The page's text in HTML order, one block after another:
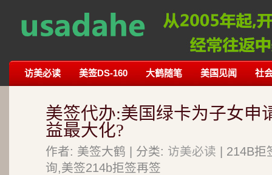
访美必读 美签DS-160 大鹤随笔 美国见闻 社
美签代办:美国绿卡为子女申
益最大化?
作者: 美签大鹤 | 分类: 访美必读 | 214B
询,美签214b拒签再签